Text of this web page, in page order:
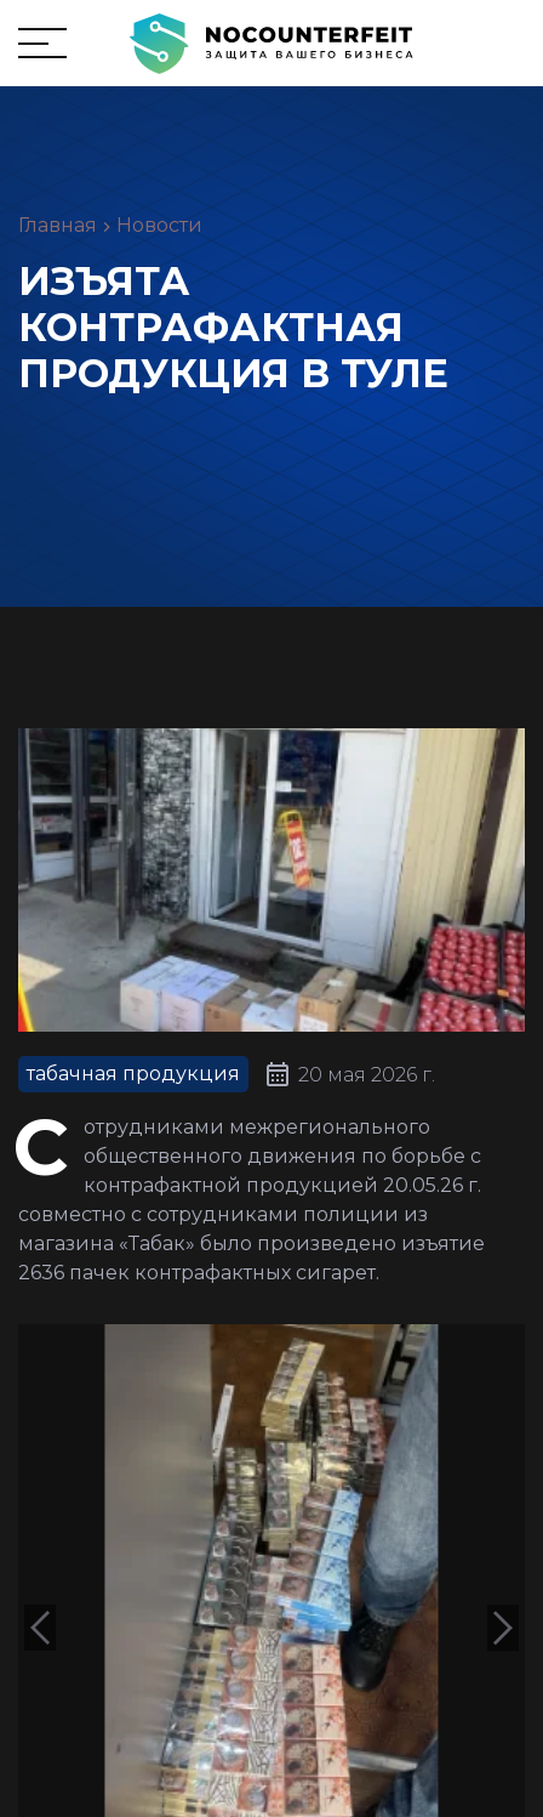
Главная Новости
ИЗЪЯТА
КОНТРАФАКТНАЯ
ПРОДУКЦИЯ В ТУЛЕ
табачная продукция 20 мая 2026 г.
С
отрудниками межрегионального
общественного движения по борьбе с
контрафактной продукцией 20.05.26 г.
совместно с сотрудниками полиции из
магазина «Табак» было произведено изъятие
2636 пачек контрафактных сигарет.